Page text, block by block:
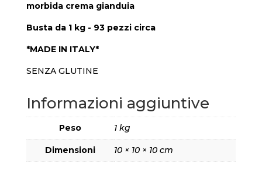
morbida crema gianduia​
Busta da 1 kg - 93 pezzi circa
*MADE IN ITALY*
SENZA GLUTINE
Informazioni aggiuntive
Peso 1 kg
Dimensioni 10 × 10 × 10 cm